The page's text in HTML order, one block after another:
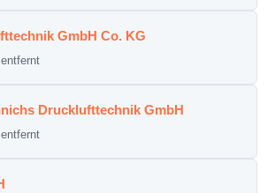
GmbH Co. KG
Drucklufttechnik GmbH